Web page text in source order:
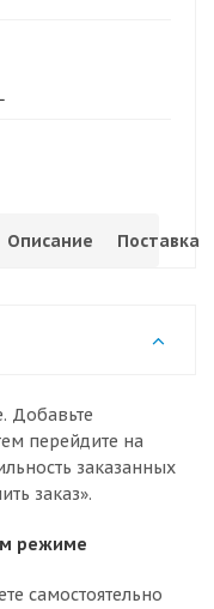
Описание Поставка
Добавьте
перейдите на
заказанных
заказ».
режиме
самостоятельно